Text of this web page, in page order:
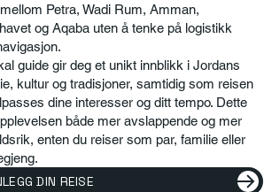
Petra, Wadi Rum, Amman,
og Aqaba uten å tenke på logistikk
guide gir deg et unikt innblikk i Jordans
kultur og tradisjoner, samtidig som reisen
dine interesser og ditt tempo. Dette
både mer avslappende og mer
enten du reiser som par, familie eller
DIN REISE